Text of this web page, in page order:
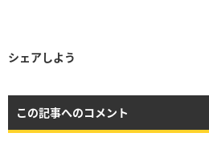
シェアしよう
この記事へのコメント